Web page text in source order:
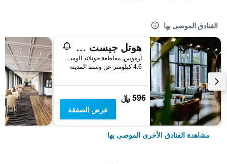
الفنادق الموصى بها
هوتل جيست أبارت
آرهوس, مقاطعة جوتلاند الوسطى, الدانمارك
4.6 كيلومتر عن وسط المدينة
596 ﷼
عرض الصفقة
مشاهدة الفنادق الأخرى الموصى بها